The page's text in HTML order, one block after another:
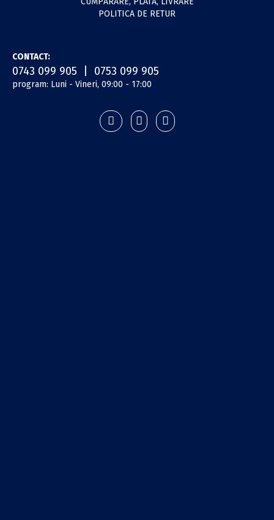
POLITICA DE RETUR
CONTACT:
0743 099 905 | 0753 099 905
program: Luni - Vineri, 09:00 - 17:00